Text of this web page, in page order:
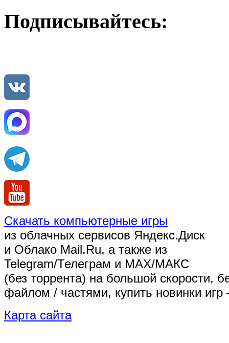
Подписывайтесь:
Скачать компьютерные игры
из облачных сервисов Яндекс.Диск
и Облако Mail.Ru, а также из
Telegram/Телеграм и MAX/МАКС
(без торрента) на большой скорости,
файлом / частями, купить новинки
Карта сайта